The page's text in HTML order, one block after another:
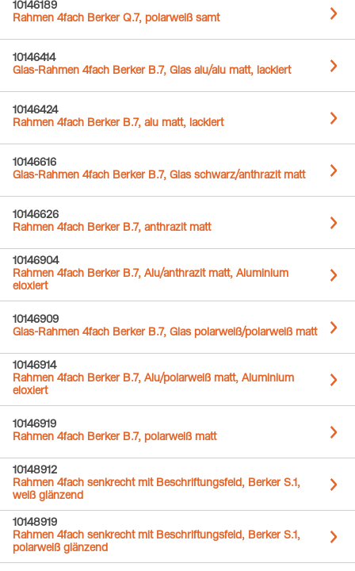
10146189
Rahmen 4fach Berker Q.7, polarweiß samt
10146414
Glas-Rahmen 4fach Berker B.7, Glas alu/alu matt, lackiert
10146424
Rahmen 4fach Berker B.7, alu matt, lackiert
10146616
Glas-Rahmen 4fach Berker B.7, Glas schwarz/anthrazit matt
10146626
Rahmen 4fach Berker B.7, anthrazit matt
10146904
Rahmen 4fach Berker B.7, Alu/anthrazit matt, Aluminium
eloxiert
10146909
Glas-Rahmen 4fach Berker B.7, Glas polarweiß/polarweiß matt
10146914
Rahmen 4fach Berker B.7, Alu/polarweiß matt, Aluminium
eloxiert
10146919
Rahmen 4fach Berker B.7, polarweiß matt
10148912
Rahmen 4fach senkrecht mit Beschriftungsfeld, Berker S.1,
weiß glänzend
10148919
Rahmen 4fach senkrecht mit Beschriftungsfeld, Berker S.1,
polarweiß glänzend